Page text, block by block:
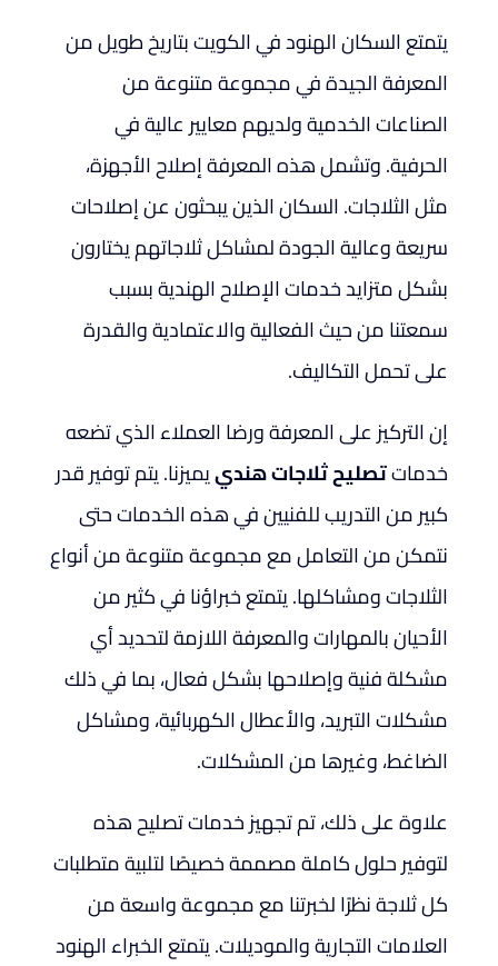
يتمتع السكان الهنود في الكويت بتاريخ طويل من
المعرفة الجيدة في مجموعة متنوعة من
الصناعات الخدمية ولديهم معايير عالية في
الحرفية. وتشمل هذه المعرفة إصلاح الأجهزة،
مثل الثلاجات. السكان الذين يبحثون عن إصلاحات
سريعة وعالية الجودة لمشاكل ثلاجاتهم يختارون
بشكل متزايد خدمات الإصلاح الهندية بسبب
سمعتنا من حيث الفعالية والاعتمادية والقدرة
على تحمل التكاليف.
إن التركيز على المعرفة ورضا العملاء الذي تضعه
خدماتتصليح ثلاجات هندييميزنا. يتم توفير قدر
كبير من التدريب للفنيين في هذه الخدمات حتى
نتمكن من التعامل مع مجموعة متنوعة من أنواع
الثلاجات ومشاكلها. يتمتع خبراؤنا في كثير من
الأحيان بالمهارات والمعرفة اللازمة لتحديد أي
مشكلة فنية وإصلاحها بشكل فعال، بما في ذلك
مشكلات التبريد، والأعطال الكهربائية، ومشاكل
الضاغط، وغيرها من المشكلات.
علاوة على ذلك، تم تجهيز خدمات تصليح هذه
لتوفير حلول كاملة مصممة خصيصًا لتلبية متطلبات
كل ثلاجة نظرًا لخبرتنا مع مجموعة واسعة من
العلامات التجارية والموديلات. يتمتع الخبراء الهنود